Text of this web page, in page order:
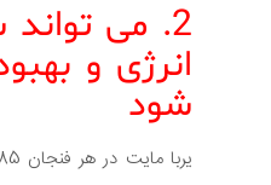
2. می
انرژی و
شود